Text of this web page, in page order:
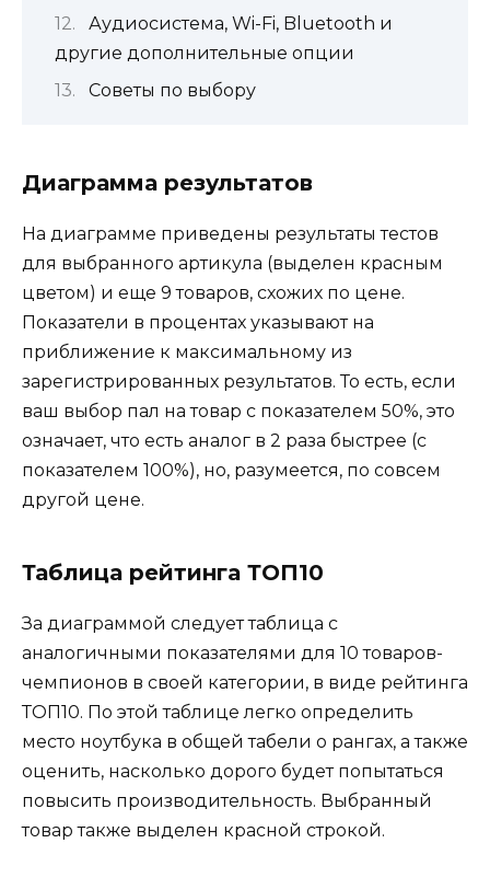
Аудиосистема, Wi-Fi, Bluetooth и
другие дополнительные опции
Советы по выбору
Диаграмма результатов
На диаграмме приведены результаты тестов
для выбранного артикула (выделен красным
цветом) и еще 9 товаров, схожих по цене.
Показатели в процентах указывают на
приближение к максимальному из
зарегистрированных результатов. То есть, если
ваш выбор пал на товар с показателем 50%, это
означает, что есть аналог в 2 раза быстрее (с
показателем 100%), но, разумеется, по совсем
другой цене.
Таблица рейтинга ТОП10
За диаграммой следует таблица с
аналогичными показателями для 10 товаров-
чемпионов в своей категории, в виде рейтинга
ТОП10. По этой таблице легко определить
место ноутбука в общей табели о рангах, а также
оценить, насколько дорого будет попытаться
повысить производительность. Выбранный
товар также выделен красной строкой.